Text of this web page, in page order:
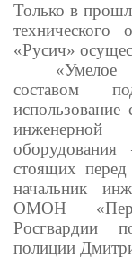
Только в
«Русич»
составом
стоящих перед
начальник
ОМОН
Росгвардии
полиции